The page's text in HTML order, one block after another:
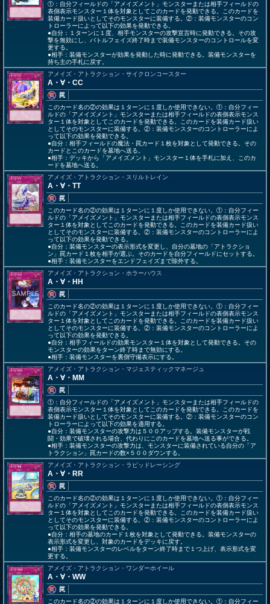
①：自分フィールドの「アメイズメント」モンスターまたは相手フィールドの
表側表示モンスター１体を対象としてこのカードを発動できる。このカードを
装備カード扱いとしてそのモンスターに装備する。②：装備モンスターのコン
トローラーによって以下の効果を発動できる。
●自分：１ターンに１度、相手モンスターの攻撃宣言時に発動できる。その攻
撃を無効にし、バトルフェイズ終了時まで装備モンスターのコントロールを変
更する。
●相手：装備モンスターが効果を発動した時に発動できる。装備モンスターを
持ち主の手札に戻す。
アメイズ・アトラクション・サイクロンコースター
A・∀・CC
罠
このカード名の②の効果は１ターンに１度しか使用できない。①：自分フィー
ルドの「アメイズメント」モンスターまたは相手フィールドの表側表示モンス
ター１体を対象としてこのカードを発動できる。このカードを装備カード扱い
としてそのモンスターに装備する。②：装備モンスターのコントローラーによ
って以下の効果を発動できる。
●自分：相手フィールドの魔法・罠カード１枚を対象として発動できる。その
カードとこのカードを墓地へ送る。
●相手：デッキから「アメイズメント」モンスター１体を手札に加え、このカ
ードを墓地へ送る。
アメイズ・アトラクション・スリルトレイン
A・∀・TT
罠
このカード名の②の効果は１ターンに１度しか使用できない。①：自分フィー
ルドの「アメイズメント」モンスターまたは相手フィールドの表側表示モンス
ター１体を対象としてこのカードを発動できる。このカードを装備カード扱い
としてそのモンスターに装備する。②：装備モンスターのコントローラーによ
って以下の効果を発動できる。
●自分：装備モンスターの表示形式を変更し、自分の墓地の「アトラクショ
ン」罠カード１枚を相手が選ぶ。そのカードを自分フィールドにセットする。
●相手：装備モンスターをエンドフェイズまで除外する。
アメイズ・アトラクション・ホラーハウス
A・∀・HH
罠
このカード名の②の効果は１ターンに１度しか使用できない。①：自分フィー
ルドの「アメイズメント」モンスターまたは相手フィールドの表側表示モンス
ター１体を対象としてこのカードを発動できる。このカードを装備カード扱い
としてそのモンスターに装備する。②：装備モンスターのコントローラーによ
って以下の効果を発動できる。
●自分：相手フィールドの効果モンスター１体を対象として発動できる。その
モンスターの効果をターン終了時まで無効にする。
●相手：装備モンスターを裏側守備表示にする。
アメイズ・アトラクション・マジェスティックマネージュ
A・∀・MM
罠
①：自分フィールドの「アメイズメント」モンスターまたは相手フィールドの
表側表示モンスター１体を対象としてこのカードを発動できる。このカードを
装備カード扱いとしてそのモンスターに装備する。②：装備モンスターのコン
トローラーによって以下の効果を適用する。
●自分：装備モンスターの攻撃力は５００アップする。装備モンスターが戦
闘・効果で破壊される場合、代わりにこのカードを墓地へ送る事ができる。
●相手：装備モンスターの攻撃力は、モンスターに装備されている自分の「ア
トラクション」罠カードの数×５００ダウンする。
アメイズ・アトラクション・ラピッドレーシング
A・∀・RR
罠
このカード名の②の効果は１ターンに１度しか使用できない。①：自分フィー
ルドの「アメイズメント」モンスターまたは相手フィールドの表側表示モンス
ター１体を対象としてこのカードを発動できる。このカードを装備カード扱い
としてそのモンスターに装備する。②：装備モンスターのコントローラーによ
って以下の効果を発動できる。
●自分：相手の墓地のカード１枚を対象として発動できる。装備モンスターの
表示形式を変更し、対象のカードをデッキに戻す。
●相手：装備モンスターのレベルをターン終了時まで１つ上げ、表示形式を変
更する。
アメイズ・アトラクション・ワンダーホイール
A・∀・WW
罠
このカード名の②の効果は１ターンに１度しか使用できない。①：自分フィー